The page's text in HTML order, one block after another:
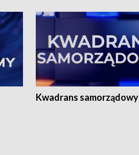
Kwadrans samorządowy